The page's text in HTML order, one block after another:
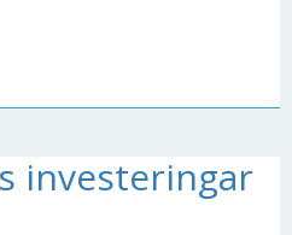
investeringar